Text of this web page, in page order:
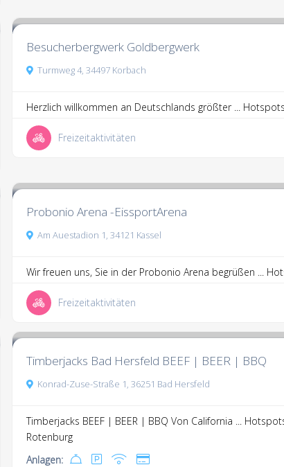
Besucherbergwerk Goldbergwerk
Turmweg 4, 34497 Korbach
Herzlich willkommen an Deutschlands größter ...
Freizeitaktivitäten
Probonio Arena -EissportArena
Am Auestadion 1, 34121 Kassel
Wir freuen uns, Sie in der Probonio Arena begrüßen ...
Freizeitaktivitäten
4.2
Timberjacks Bad Hersfeld BEEF | BEER | BBQ
Konrad-Zuse-Straße 1, 36251 Bad Hersfeld
Timberjacks BEEF | BEER | BBQ Von California ...
Rotenburg
Anlagen: